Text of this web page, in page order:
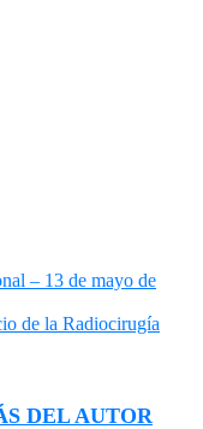
– 13 de mayo de
de la Radiocirugía
DEL AUTOR